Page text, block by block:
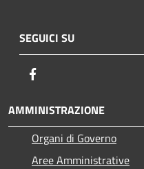
SEGUICI SU
AMMINISTRAZIONE
Organi di Governo
Aree Amministrative